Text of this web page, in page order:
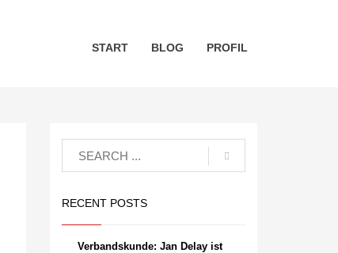
START BLOG PROFIL
RECENT POSTS
Verbandskunde: Jan Delay ist